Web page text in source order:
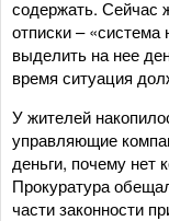
содержать. Сейчас
отписки – «система
выделить на нее
время ситуация
У жителей
управляющие
деньги, почему нет
Прокуратура
части законности